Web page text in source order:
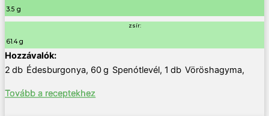
3.5 g
zsír:
61.4 g
2 db Édesburgonya, 60g Spenótlevél, 1 db Vöröshagyma,
Tovább a receptekhez